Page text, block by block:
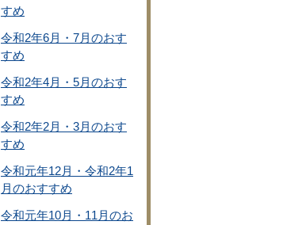
すめ
令和2年6月・7月のおす
すめ
令和2年4月・5月のおす
すめ
令和2年2月・3月のおす
すめ
令和元年12月・令和2年1
月のおすすめ
令和元年10月・11月のお